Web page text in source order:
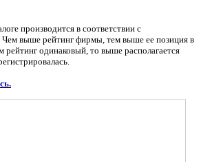
производится в соответствии с
выше рейтинг фирмы, тем выше ее позиция в
рейтинг одинаковый, то выше располагается